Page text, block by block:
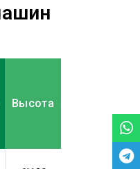
Высота